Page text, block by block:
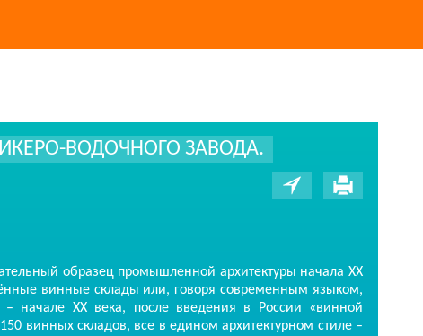
ВОДОЧНОГО ЗАВОДА.
образец промышленной архитектуры начала ХХ
винные склады или, говоря современным языком,
начале XX века, после введения в России «винной
винных складов, все в едином архитектурном стиле –